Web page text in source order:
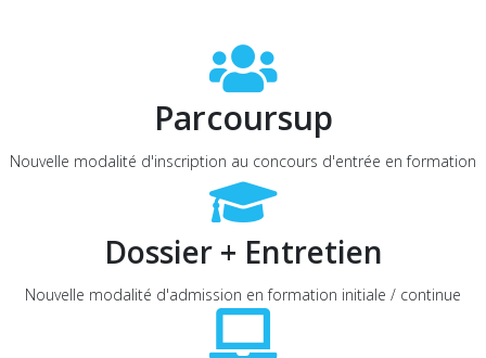
Parcoursup
Nouvelle modalité d'inscription au concours d'entrée en formation
Dossier + Entretien
Nouvelle modalité d'admission en formation initiale / continue